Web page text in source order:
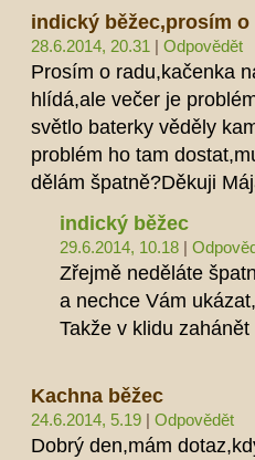
indický běžec,prosím o
28.6.2014, 20.31 Odpovědět
Prosím o radu,kačenka
hlídá,ale večer je
světlo baterky věděly
problém ho tam
dělám špatně?Děkuji
indický běžec
29.6.2014, 10.18
Zřejmě neděláte
a nechce Vám
Takže v klidu
Kachna běžec
24.6.2014, 5.19 Odpovědět
Dobrý den,mám